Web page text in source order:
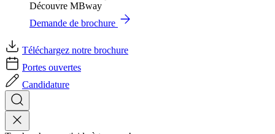
Découvre MBway
Demande de brochure
Téléchargez notre brochure
Portes ouvertes
Candidature